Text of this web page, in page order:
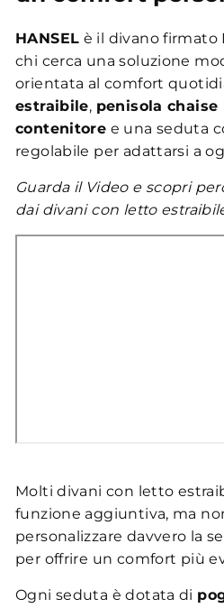
HANSEL è il divano firmato
chi cerca una soluzione
orientata al comfort
estraibile, penisola chaise
contenitore e una seduta
regolabile per adattarsi a
Guarda il Video e scopri
dai divani con letto
Molti divani con letto
funzione aggiuntiva, ma
personalizzare davvero la
per offrire un comfort più
Ogni seduta è dotata di